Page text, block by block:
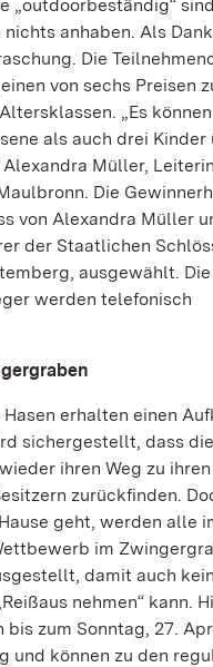
„outdoorbeständig“
anhaben. Als
Die
von sechs Preisen
„Es
als auch drei
Alexandra Müller,
Die
von Alexandra Müller
der Staatlichen
ausgewählt. Die
werden telefonisch
erhalten einen
sichergestellt, dass die
ihren Weg zu ihren
zurückfinden.
geht, werden alle
im
damit auch
nehmen“ kann.
bis zum Sonntag, 27.
und können zu den